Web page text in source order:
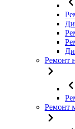
Ремонт
Ремонт